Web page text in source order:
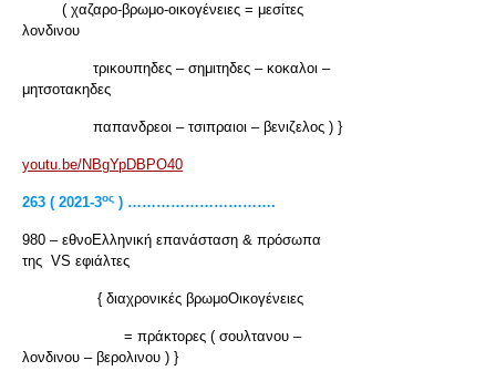
( χαζαρο-βρωμο-οικογένειες = μεσίτες
λονδινου
τρικουπηδες – σημιτηδες – κοκαλοι –
μητσοτακηδες
παπανδρεοι – τσιπραιοι – βενιζελος ) }
youtu.be/NBgYpDBPO40
263 ( 2021-3ος ) ………………………….
980 – εθνοΕλληνική επανάσταση & πρόσωπα
της VS εφιάλτες
{ διαχρονικές βρωμοΟικογένειες
= πράκτορες ( σουλτανου –
λονδινου – βερολινου ) }